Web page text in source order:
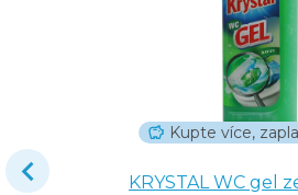
Kupte více,
KRYSTAL WC gel